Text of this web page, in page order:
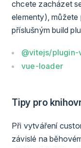
chcete zacházet
elementy),
příslušným build
@vitejs/plugin-
vue-loader
Tipy pro
Při vytváření
závislé na